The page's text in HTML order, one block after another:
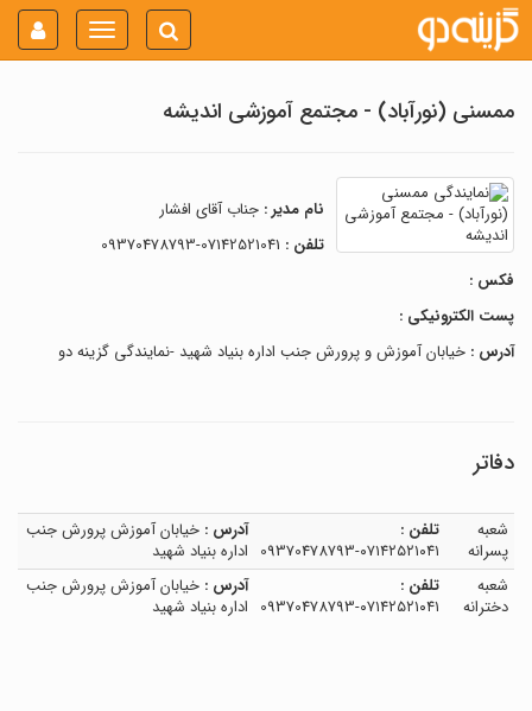
Toggle
navigation
ممسنی (نورآباد) - مجتمع آموزشی اندیشه
نام مدیر : جناب آقای افشار
تلفن : 07142521041-09370478793
فکس :
پست الکترونیکی :
آدرس : خیابان آموزش و پرورش جنب اداره بنیاد شهید -نمایندگی گزینه دو
دفاتر
شعبه
پسرانه
تلفن :
۰۷۱۴۲۵۲۱۰۴۱-09370478793
آدرس : خیابان آموزش پرورش جنب
اداره بنیاد شهید
شعبه
دخترانه
تلفن :
۰۷۱۴۲۵۲۱۰۴۱-09370478793
آدرس : خیابان آموزش پرورش جنب
اداره بنیاد شهید